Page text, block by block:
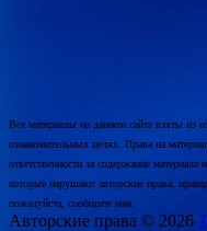
Все материалы на данном сайте взяты из
ознакомительных целях. Права на
ответственности за содержание
которые нарушают авторские права,
пожалуйста, сообщите нам.
Авторские права © 2026